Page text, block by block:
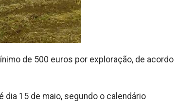
de 500 euros por exploração, de acordo
15 de maio, segundo o calendário